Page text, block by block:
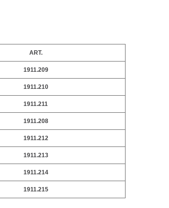
ART.
1911.209
1911.210
1911.211
1911.208
1911.212
1911.213
1911.214
1911.215